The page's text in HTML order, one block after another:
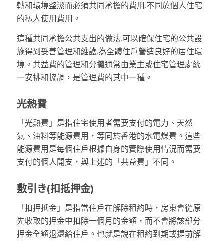
轉和環境整潔而必須共同承擔的費用,不同於個人住宅
的私人使用費用。
這種共同承擔公共支出的做法,可以確保住宅的公共設
施得到妥善管理和維護,為全體住戶營造良好的居住環
境。共益費的管理和分攤通常由業主或住宅管理處統
一安排和協調，是管理費的其中一種。
光熱費
「光熱費」是指住宅使用者需要支付的電力、天然
氣、油料等能源費用，等同於香港的水電煤費。這些
能源費用是每個住戶根據自身的實際使用情況而需要
支付的個人開支，與上述的「共益費」不同。
敷引き(扣抵押金)
「扣押抵金」是指當住戶在解除租約時，房東會從原
先收取的押金中扣除一個月的金額，而不會將該部分
押金全額退還給住戶。也就是說在租約到期或提前解